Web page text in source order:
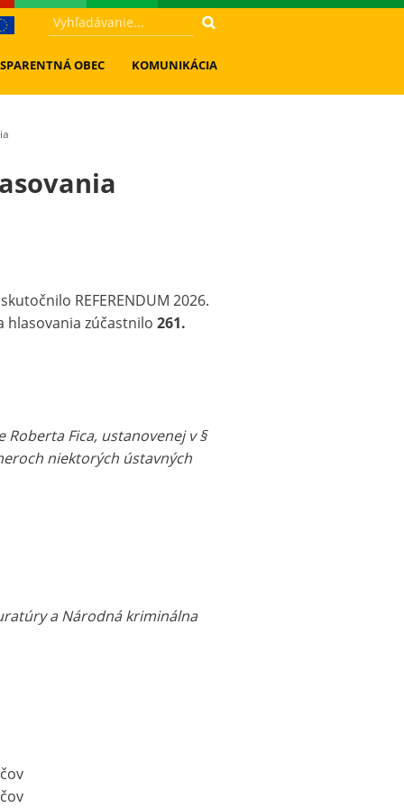
OBEC KOMUNIKÁCIA
REFERENDUM 2026.
hlasovania zúčastnilo 261.
Fica, ustanovenej v §
niektorých ústavných
a Národná kriminálna